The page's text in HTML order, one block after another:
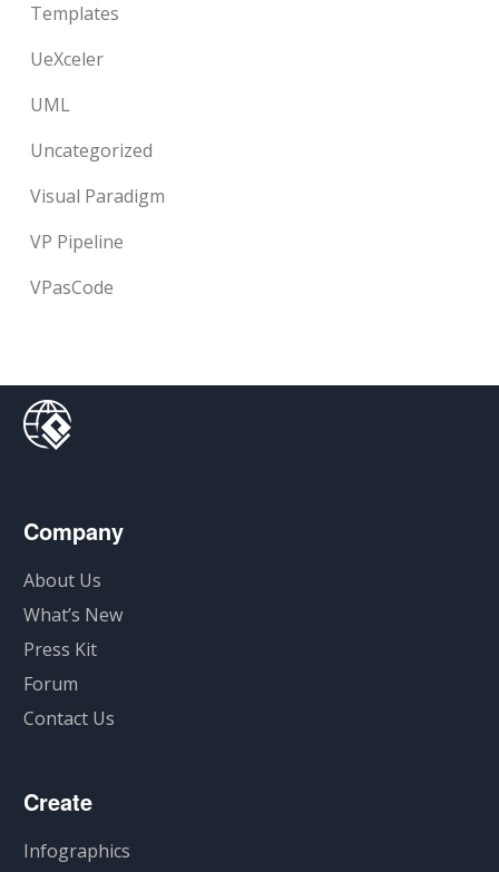
Templates
UeXceler
UML
Uncategorized
Visual Paradigm
VP Pipeline
VPasCode
Company
About Us
What’s New
Press Kit
Forum
Contact Us
Create
Infographics